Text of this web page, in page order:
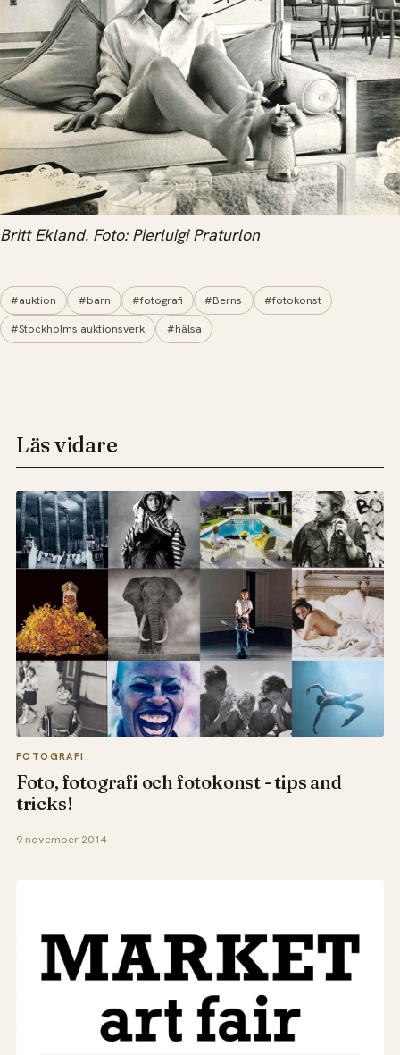
Britt Ekland. Foto: Pierluigi Praturlon
#auktion #barn #fotografi #Berns #fotokonst
#Stockholms auktionsverk #hälsa
Läs vidare
FOTOGRAFI
Foto, fotografi och fotokonst - tips and
tricks!
9 november 2014